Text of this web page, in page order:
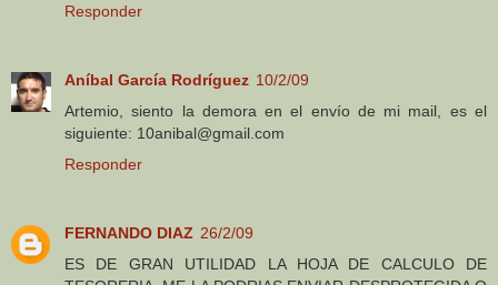
Responder
Aníbal García Rodríguez 10/2/09
Artemio, siento la demora en el envío de mi mail, es el
siguiente: 10anibal@gmail.com
Responder
FERNANDO DIAZ 26/2/09
ES DE GRAN UTILIDAD LA HOJA DE CALCULO DE